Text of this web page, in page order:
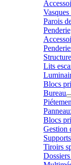
Parois
Lits
Blocs
Bureau
Blocs
Gestion
Tiroirs